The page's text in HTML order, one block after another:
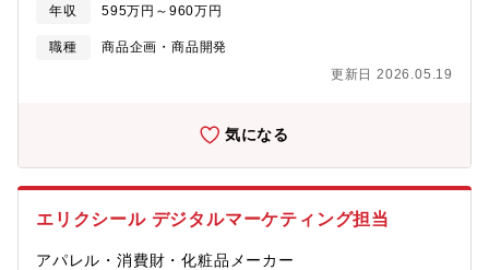
の連携によるデータ活用推進、プロジェクト全体のマネジメント
TIMESの運用といったウェブディレクション業務よりも、データ
分析・CRM運用・BIツール活用、そしてプロジェクト推進に強み
の運用や新規施策の企画・実行を担っていただきます。業務を通
にも挑戦できる環境です。グローバル展開や多様なデジタルマー
います。
するテーマでの関係部署との合意形成・小規模チーム内での役割
【部門の雰囲気】・お客さま営業部には18のグループがあり、1グ
ループあたり2チーム～3チーム、1チームあたり4~5人体制です。
じて、多角的な視点を身につけることができます。・打ち合わせ
の連携が強く、円滑に業務を進めることができる環境が整ってい
休憩60分）・在宅勤務：週1～2回程度・想定残業時間：40時間/
年収 595万円～960万円
職種
商品企画・商品開発
更新日 2026.05.19
気になる
エリクシール デジタルマーケティング担当
アパレル・消費財・化粧品メーカー